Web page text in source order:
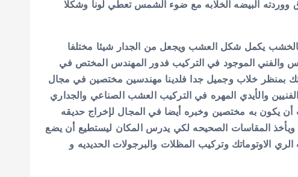
البيضه الخلابه مع ضوء الشمس تعطي لونا وشكلا
يكمل شكل العشب ويجعل من الجدار شيئا مختلفا
والفني الموجود في التركيب فدور المهندس المختص في
بمنظر خلاب وجميل جدا فلدينا مهندسين مختصين في مجال
والأيدي المهره في التركيب العشب الصناعي والجداري
أن يكون به مختصين وخبره أيضا في المجال لإخراج حديقه
ويأخذ المقاسات الصحيحه لكي يدرس المكان ليستطيع أن يضع
وتركيب المظلات والبرجولات الحديديه و